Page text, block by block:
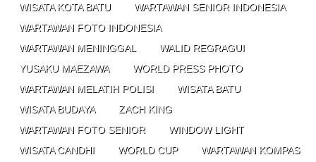
WISATA KOTA BATU
WARTAWAN SENIOR INDONESIA
WARTAWAN FOTO INDONESIA
WARTAWAN MENINGGAL
WALID REGRAGUI
YUSAKU MAEZAWA
WORLD PRESS PHOTO
WARTAWAN MELATIH POLISI
WISATA BATU
WISATA BUDAYA
ZACH KING
WARTAWAN FOTO SENIOR
WINDOW LIGHT
WISATA CANDHI
WORLD CUP
WARTAWAN KOMPAS